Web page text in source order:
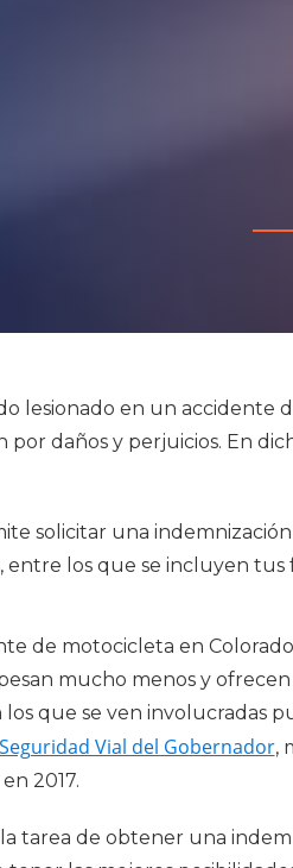
lesionado en un accidente
por daños y perjuicios. En
solicitar una
entre los que se incluyen
de motocicleta en
mucho menos y
los que se ven involucradas
Vial del Gobernador,
2017.
tarea de obtener una